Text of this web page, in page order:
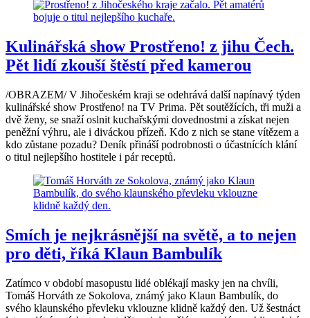
Kulinářská show Prostřeno! z jihu Čech.
Pět lidí zkouší štěstí před kamerou
/OBRAZEM/ V Jihočeském kraji se odehrává další napínavý týden
kulinářské show Prostřeno! na TV Prima. Pět soutěžících, tři muži a
dvě ženy, se snaží oslnit kuchařskými dovednostmi a získat nejen
peněžní výhru, ale i diváckou přízeň. Kdo z nich se stane vítězem a
kdo zůstane pozadu? Deník přináší podrobnosti o účastnících klání
o titul nejlepšího hostitele i pár receptů.
Smích je nejkrásnější na světě, a to nejen
pro děti, říká Klaun Bambulík
Zatímco v období masopustu lidé oblékají masky jen na chvíli,
Tomáš Horváth ze Sokolova, známý jako Klaun Bambulík, do
svého klaunského převleku vklouzne klidně každý den. Už šestnáct